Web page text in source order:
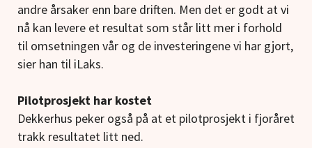
andre årsaker enn bare driften. Men det er godt at vi
nå kan levere et resultat som står litt mer i forhold
til omsetningen vår og de investeringene vi har gjort,
sier han til iLaks.
Pilotprosjekt har kostet
Dekkerhus peker også på at et pilotprosjekt i fjoråret
trakk resultatet litt ned.